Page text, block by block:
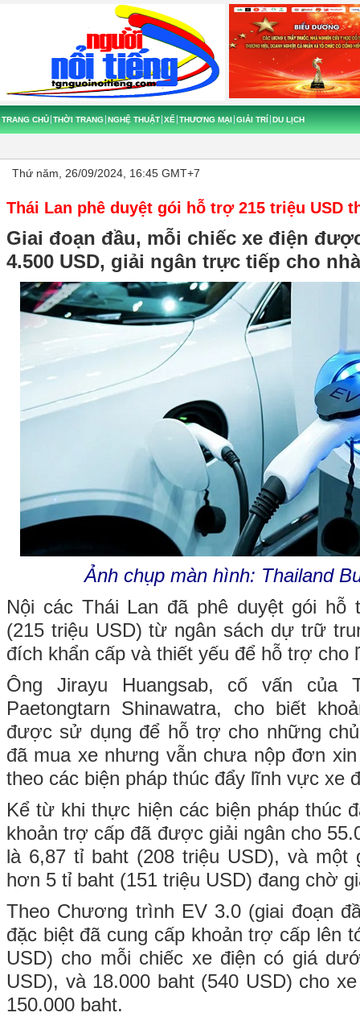
TRANG CHỦ THỜI TRANG NGHỆ THUẬT XẾ THƯƠNG MẠI GIẢI TRÍ DU LỊCH
Thứ năm, 26/09/2024, 16:45 GMT+7
Thái Lan phê duyệt gói hỗ trợ 215 triệu USD
Giai đoạn đầu, mỗi chiếc xe điện
4.500 USD, giải ngân trực tiếp cho
Ảnh chụp màn hình: Thailand
Nội các Thái Lan đã phê duyệt gói
(215 triệu USD) từ ngân sách dự trữ
đích khẩn cấp và thiết yếu để hỗ trợ cho
Ông Jirayu Huangsab, cố vấn của
Paetongtarn Shinawatra, cho biết
được sử dụng để hỗ trợ cho những
đã mua xe nhưng vẫn chưa nộp đơn
theo các biện pháp thúc đẩy lĩnh vực xe
Kể từ khi thực hiện các biện pháp thúc
khoản trợ cấp đã được giải ngân cho
là 6,87 tỉ baht (208 triệu USD), và
hơn 5 tỉ baht (151 triệu USD) đang chờ
Theo Chương trình EV 3.0 (giai đoạn
đặc biệt đã cung cấp khoản trợ cấp lên
USD) cho mỗi chiếc xe điện có giá
USD), và 18.000 baht (540 USD) cho
150.000 baht.